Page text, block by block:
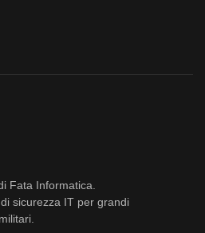
Fata Informatica.
sicurezza IT per grandi